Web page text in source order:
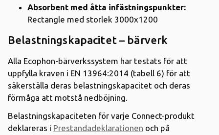
Absorbent med åtta infästningspunkter:
Rectangle med storlek 3000x1200
Belastningskapacitet – bärverk
Alla Ecophon-bärverkssystem har testats för att
uppfylla kraven i EN 13964:2014 (tabell 6) för att
säkerställa deras belastningskapacitet och deras
förmåga att motstå nedböjning.
Belastningskapaciteten för varje Connect-produkt
deklareras i Prestandadeklarationen och på